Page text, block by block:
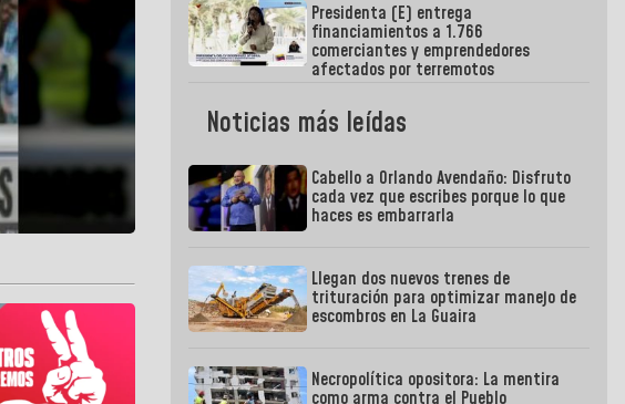
Presidenta (E) entrega
financiamientos a 1.766
comerciantes y emprendedores
afectados por terremotos
Noticias más leídas
Cabello a Orlando Avendaño: Disfruto
cada vez que escribes porque lo que
haces es embarrarla
Llegan dos nuevos trenes de
trituración para optimizar manejo de
escombros en La Guaira
Necropolítica opositora: La mentira
como arma contra el Pueblo